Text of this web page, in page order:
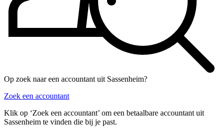
Op zoek naar een accountant uit Sassenheim?
Zoek een accountant
Klik op ‘Zoek een accountant’ om een betaalbare accountant uit
Sassenheim te vinden die bij je past.